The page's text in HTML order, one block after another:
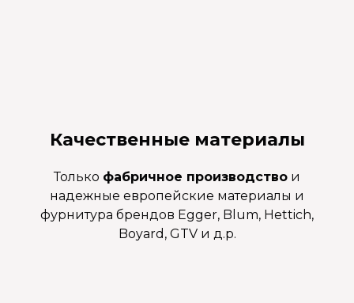
Качественные материалы
Только фабричное производство и
надежные европейские материалы и
фурнитура брендов Egger, Blum, Hettich,
Boyard, GTV и д.р.